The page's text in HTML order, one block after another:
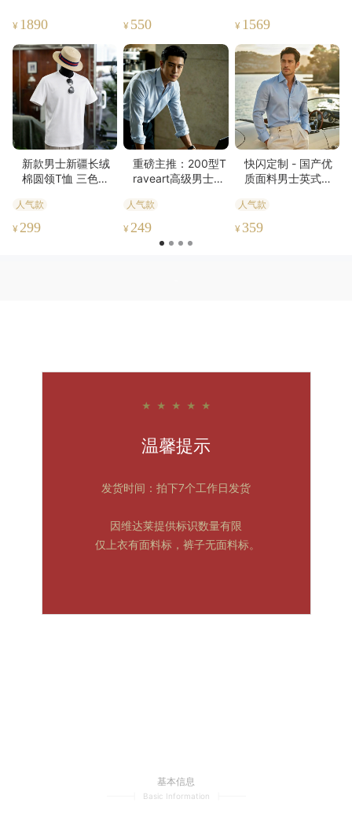
¥ 1890 ¥ 550
袖/立领长袖衬衫
¥ 1569
新款男士新疆长绒
棉圆领T恤 三色可
人气款
¥ 299
重磅主推：200型T
raveart高级男士定
领通勤衬衫
人气款
¥ 249
快闪定制 - 国产优
质面料男士英式定
人气款
¥ 359
★ ★ ★ ★ ★
温馨提示
发货时间：拍下7个工作日发货
因维达莱提供标识数量有限
仅上衣有面料标，裤子无面料标。
基本信息
Basic Information